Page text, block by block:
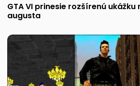
GTA VI prinesie rozšírenú ukážku
augusta